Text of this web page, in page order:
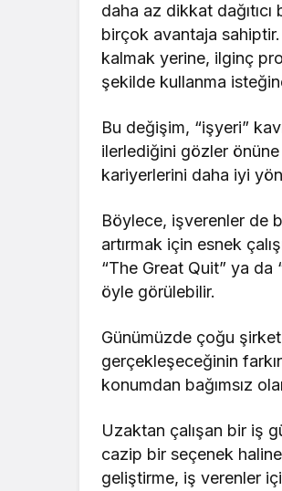
daha az dikkat
birçok avantaja sahiptir.
kalmak yerine, ilginç
şekilde kullanma
Bu değişim, “işyeri”
ilerlediğini gözler önüne
kariyerlerini daha iyi
Böylece, işverenler de
artırmak için esnek
“The Great Quit” ya da
öyle görülebilir.
Günümüzde çoğu
gerçekleşeceğinin
konumdan bağımsız
Uzaktan çalışan bir iş
cazip bir seçenek
geliştirme, iş verenler